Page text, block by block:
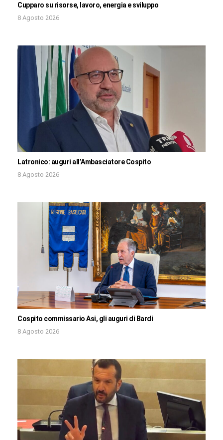
Cupparo su risorse, lavoro, energia e sviluppo
8 Agosto 2026
Latronico: auguri all’Ambasciatore Cospito
8 Agosto 2026
Cospito commissario Asi, gli auguri di Bardi
8 Agosto 2026